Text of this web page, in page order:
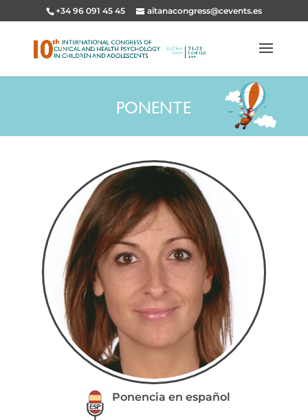
+34 96 091 45 45 aitanacongress@cevents.es
PONENTE
Ponencia en español